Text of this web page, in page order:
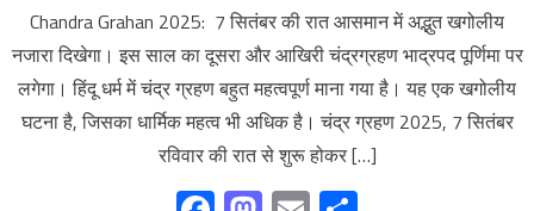
Chandra Grahan 2025: 7 सितंबर की रात आसमान में अद्भुत खगोलीय
नजारा दिखेगा। इस साल का दूसरा और आखिरी चंद्रग्रहण भाद्रपद पूर्णिमा पर
लगेगा। हिंदू धर्म में चंद्र ग्रहण बहुत महत्वपूर्ण माना गया है। यह एक खगोलीय
घटना है, जिसका धार्मिक महत्व भी अधिक है। चंद्र ग्रहण 2025, 7 सितंबर
रविवार की रात से शुरू होकर […]